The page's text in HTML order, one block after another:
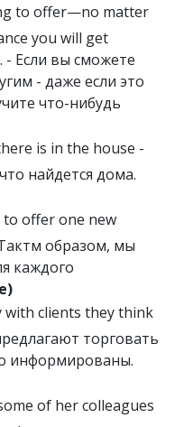
to offer—no matter
you will get
Если вы сможете
- даже если это
что-нибудь
is in the house -
найдется дома.
offer one new
образом, мы
каждого
clients they think
торговать
информированы.
of her colleagues